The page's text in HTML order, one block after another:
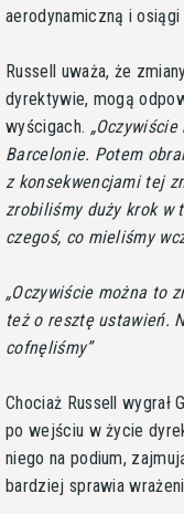
aerodynamiczną i osiągi
Russell uważa, że
dyrektywie, mogą
wyścigach. Oczywiście
Barcelonie. Potem
z konsekwencjami tej
zrobiliśmy duży krok w
czegoś, co mieliśmy
Oczywiście można to
też o resztę ustawień.
cofnęliśmy
Chociaż Russell wygrał
po wejściu w życie
niego na podium,
bardziej sprawia